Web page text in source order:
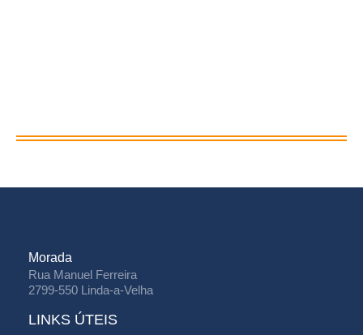
Morada
Rua Manuel Ferreira
2799-550 Linda-a-Velha
LINKS ÚTEIS